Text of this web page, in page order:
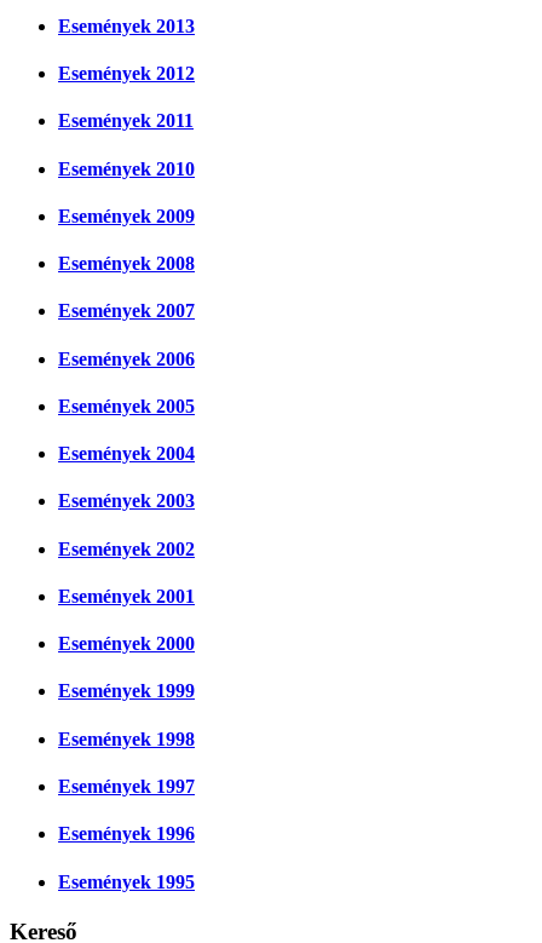
Események 2013
Események 2012
Események 2011
Események 2010
Események 2009
Események 2008
Események 2007
Események 2006
Események 2005
Események 2004
Események 2003
Események 2002
Események 2001
Események 2000
Események 1999
Események 1998
Események 1997
Események 1996
Események 1995
Kereső